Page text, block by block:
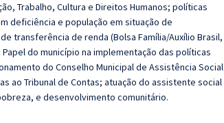
Trabalho, Cultura e Direitos Humanos; políticas
deficiência e população em situação de
transferência de renda (Bolsa Família/Auxílio Brasil,
do município na implementação das políticas
do Conselho Municipal de Assistência Social
ao Tribunal de Contas; atuação do assistente social
e desenvolvimento comunitário.